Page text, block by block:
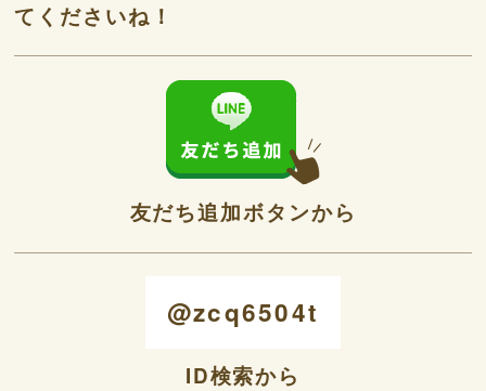
てくださいね！
友だち追加ボタンから
@zcq6504t
ID検索から